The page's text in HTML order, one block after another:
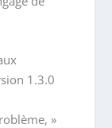
1.3.0
»